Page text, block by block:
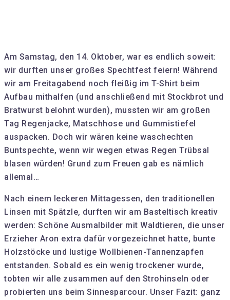
Am Samstag, den 14. Oktober, war es endlich soweit:
wir durften unser großes Spechtfest feiern! Während
wir am Freitagabend noch fleißig im T-Shirt beim
Aufbau mithalfen (und anschließend mit Stockbrot und
Bratwurst belohnt wurden), mussten wir am großen
Tag Regenjacke, Matschhose und Gummistiefel
auspacken. Doch wir wären keine waschechten
Buntspechte, wenn wir wegen etwas Regen Trübsal
blasen würden! Grund zum Freuen gab es nämlich
allemal…
Nach einem leckeren Mittagessen, den traditionellen
Linsen mit Spätzle, durften wir am Basteltisch kreativ
werden: Schöne Ausmalbilder mit Waldtieren, die unser
Erzieher Aron extra dafür vorgezeichnet hatte, bunte
Holzstöcke und lustige Wollbienen-Tannenzapfen
entstanden. Sobald es ein wenig trockener wurde,
tobten wir alle zusammen auf den Strohinseln oder
probierten uns beim Sinnesparcour. Unser Fazit: ganz